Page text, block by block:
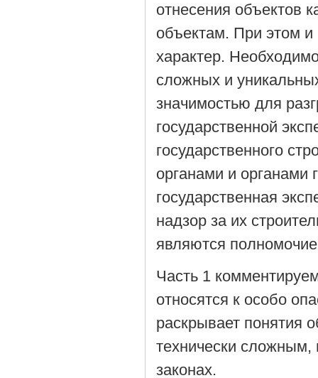
отнесения объектов
объектам. При этом
характер.
сложных и
значимостью для
государственной
государственного
органами и органами
государственная
надзор за их
являются
Часть 1
относятся к особо
раскрывает понятия
технически
законах.